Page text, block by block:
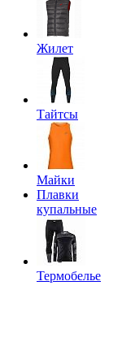
Жилет
Тайтсы
Майки
Плавки
купальные
Термобелье